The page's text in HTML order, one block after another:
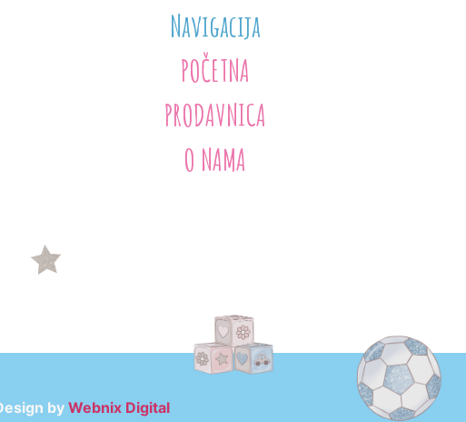
Navigacija
POČETNA
PRODAVNICA
O NAMA
by Webnix Digital